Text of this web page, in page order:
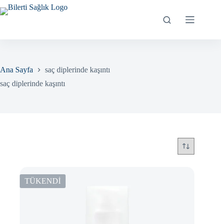
Skip
to
Ana Sayfa
saç diplerinde kaşıntı
saç diplerinde kaşıntı
TÜKENDİ